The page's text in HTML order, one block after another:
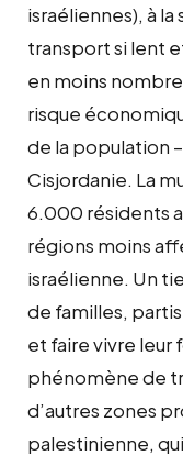
israéliennes), à
transport si lent
en moins
risque
de la population
Cisjordanie. La
6.000 résidents
régions moins
israélienne. Un
de familles,
et faire vivre leur
phénomène de
d’autres zones
palestinienne,